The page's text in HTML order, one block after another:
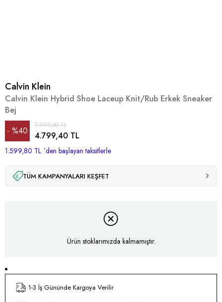
Calvin Klein
Calvin Klein Hybrid Shoe Laceup Knit/Rub Erkek Sneaker
Bej
%40
İndirim
7.999,00 TL
4.799,40 TL
1.599,80 TL `den başlayan taksitlerle
TÜM KAMPANYALARI KEŞFET
Ürün stoklarımızda kalmamıştır.
1-3 İş Gününde Kargoya Verilir